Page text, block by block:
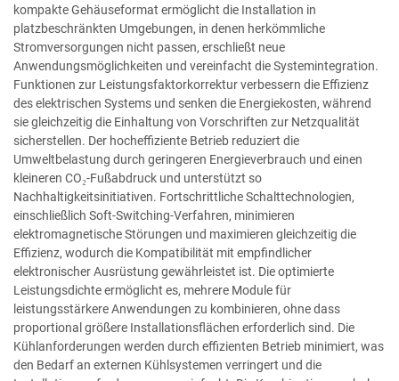
kompakte Gehäuseformat ermöglicht die Installation in
platzbeschränkten Umgebungen, in denen herkömmliche
Stromversorgungen nicht passen, erschließt neue
Anwendungsmöglichkeiten und vereinfacht die Systemintegration.
Funktionen zur Leistungsfaktorkorrektur verbessern die Effizienz
des elektrischen Systems und senken die Energiekosten, während
sie gleichzeitig die Einhaltung von Vorschriften zur Netzqualität
sicherstellen. Der hocheffiziente Betrieb reduziert die
Umweltbelastung durch geringeren Energieverbrauch und einen
kleineren CO₂-Fußabdruck und unterstützt so
Nachhaltigkeitsinitiativen. Fortschrittliche Schalttechnologien,
einschließlich Soft-Switching-Verfahren, minimieren
elektromagnetische Störungen und maximieren gleichzeitig die
Effizienz, wodurch die Kompatibilität mit empfindlicher
elektronischer Ausrüstung gewährleistet ist. Die optimierte
Leistungsdichte ermöglicht es, mehrere Module für
leistungsstärkere Anwendungen zu kombinieren, ohne dass
proportional größere Installationsflächen erforderlich sind. Die
Kühlanforderungen werden durch effizienten Betrieb minimiert, was
den Bedarf an externen Kühlsystemen verringert und die